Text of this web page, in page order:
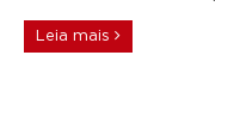
Leia mais